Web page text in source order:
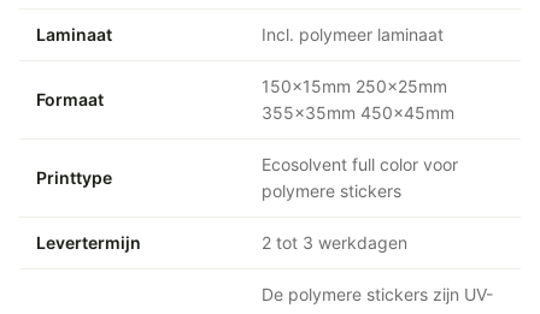
Laminaat Incl. polymeer laminaat
Formaat
150x15mm 250x25mm
355x35mm 450x45mm
Printtype
Ecosolvent full color voor
polymere stickers
Levertermijn 2 tot 3 werkdagen
De polymere stickers zijn UV-